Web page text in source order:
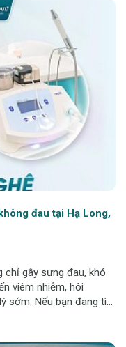
đau tại Hạ Long,
chỉ gây sưng đau, khó
viêm nhiễm, hôi
sớm. Nếu bạn đang tìm